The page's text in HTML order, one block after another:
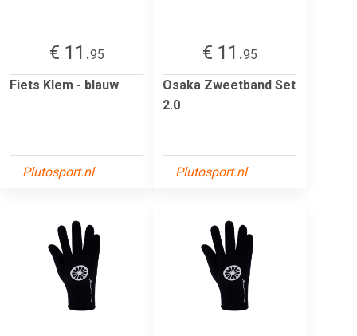
€ 11.95
Fiets Klem - blauw
Plutosport.nl
€ 11.95
Osaka Zweetband Set
2.0
Plutosport.nl